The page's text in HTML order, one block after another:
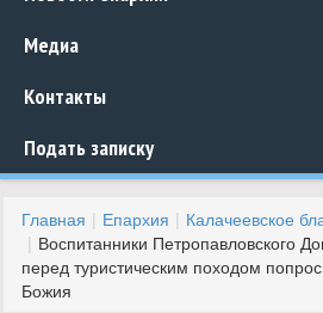
Медиа
Контакты
Подать записку
Главная Епархия
Калачеевское
Воспитанники Петропавловского
перед туристическим походом
Божия